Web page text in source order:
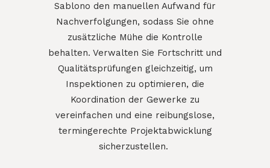
Sablono den manuellen Aufwand für
Nachverfolgungen, sodass Sie ohne
zusätzliche Mühe die Kontrolle
behalten. Verwalten Sie Fortschritt und
Qualitätsprüfungen gleichzeitig, um
Inspektionen zu optimieren, die
Koordination der Gewerke zu
vereinfachen und eine reibungslose,
termingerechte Projektabwicklung
sicherzustellen.